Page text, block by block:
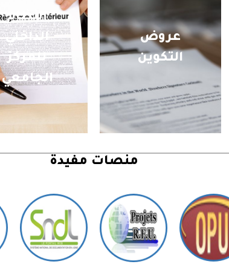
عروض
التكوين
النظام
الداخلي
للمركز
الجامعي
منصات مفيدة